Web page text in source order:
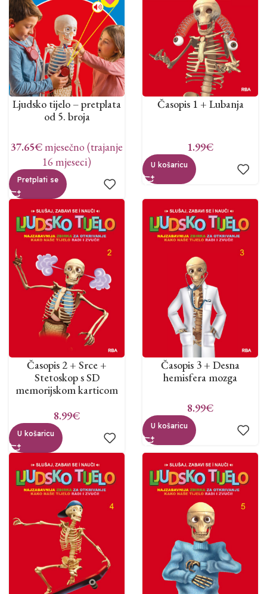
Ljudsko tijelo – pretplata
od 5. broja
37.65€mjesečno (trajanje
16 mjeseci)
Pretplati se
Časopis 1 + Lubanja
1.99€
U košaricu
Časopis 2 + Srce +
Stetoskop s SD
memorijskom karticom
8.99€
U košaricu
Časopis 3 + Desna
hemisfera mozga
8.99€
U košaricu